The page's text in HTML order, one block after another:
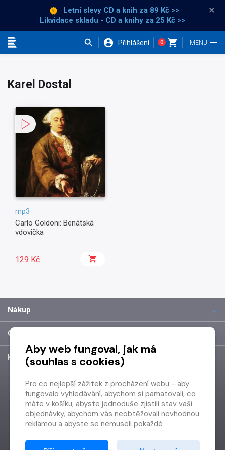
Letní slevy CD a knih za 89 Kč >>
Likvidace skladu - CD a knihy za 25 Kč >>
×
Přihlášení 0
Karel Dostal
mp3
Carlo Goldoni: Benátská
vdovička
129 Kč
Nákup
O společnosti
Kontakt
Aby web fungoval, jak má
(souhlas s cookies)
Pro co nejlepší zážitek z procházení webu - aby
fungovalo vyhledávání, abychom si pamatovali, co
máte v košíku, abyste jednoduše zjistili stav vaší
objednávky, abychom vás neobtěžovali nevhodnou
reklamou a abyste se nemuseli pokaždé